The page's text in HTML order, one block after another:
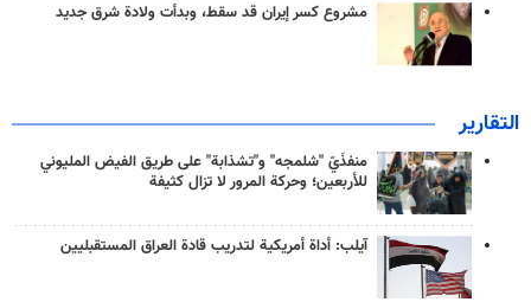
مشروع كسر إيران قد سقط، وبدأت ولادة شرق جديد
التقارير
منفذَيّ "شلمجه" و"تشذابة" على طريق الفيض المليوني
للأربعين؛ وحركة المرور لا تزال كثيفة
آيلب: أداة أمريكية لتدريب قادة العراق المستقبليين